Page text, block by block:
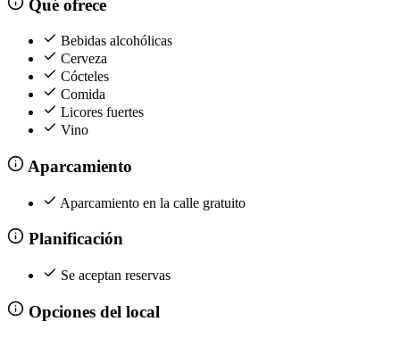
Qué ofrece
Bebidas alcohólicas
Cerveza
Cócteles
Comida
Licores fuertes
Vino
Aparcamiento
Aparcamiento en la calle gratuito
Planificación
Se aceptan reservas
Opciones del local